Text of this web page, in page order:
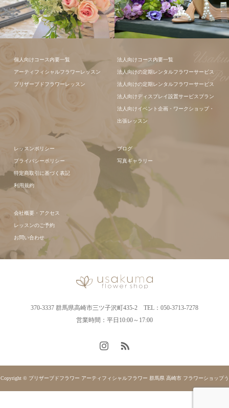
個人向けコース内要一覧
アーティフィシャルフラワーレッスン
プリザーブドフラワーレッスン
法人向けコース内要一覧
法人向けの定期レンタルフラワーサービス
法人向けの定期レンタルフラワーサービス
法人向けディスプレイ設置サービスプラン
法人向けイベント企画・ワークショップ・
出張レッスン
レッスンポリシー
プライバシーポリシー
特定商取引に基づく表記
利用規約
ブログ
写真ギャラリー
会社概要・アクセス
レッスンのご予約
お問い合わせ
370-3337 群馬県高崎市三ツ子沢町435-2 TEL：050-3713-7278
営業時間：平日10:00～17:00
Copyright © プリザーブドフラワー アーティフィシャルフラワー 群馬県 高崎市 フラワーショップう